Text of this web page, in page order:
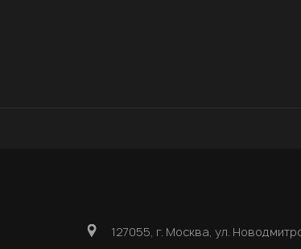
127055, г. Москва, ул.